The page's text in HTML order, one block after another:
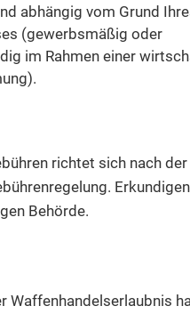
abhängig vom Grund
(gewerbsmäßig oder
im Rahmen einer
richtet sich nach der
Behörde.
Waffenhandelserlaubnis